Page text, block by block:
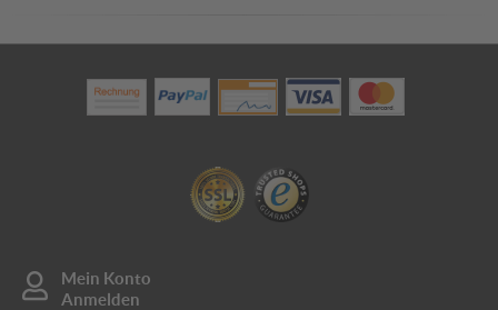
Mein Konto
Anmelden